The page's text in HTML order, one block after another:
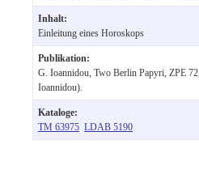
Inhalt:
Einleitung eines Horoskops
Publikation:
G. Ioannidou, Two Berlin Papyri, ZPE
Ioannidou).
Kataloge:
TM 63975 LDAB 5190